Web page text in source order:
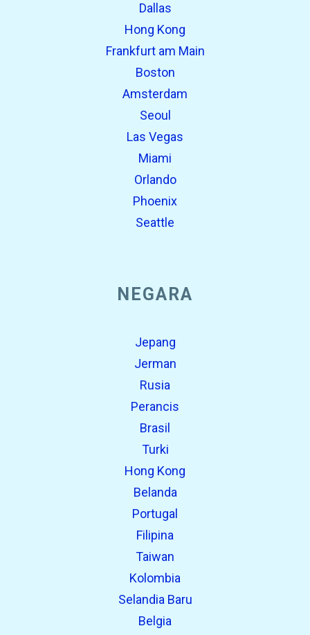
Dallas
Hong Kong
Frankfurt am Main
Boston
Amsterdam
Seoul
Las Vegas
Miami
Orlando
Phoenix
Seattle
NEGARA
Jepang
Jerman
Rusia
Perancis
Brasil
Turki
Hong Kong
Belanda
Portugal
Filipina
Taiwan
Kolombia
Selandia Baru
Belgia